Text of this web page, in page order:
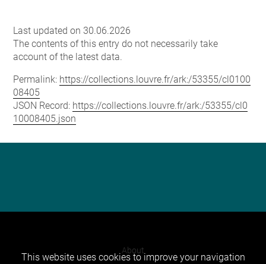
Last updated on 30.06.2026
The contents of this entry do not necessarily take
account of the latest data.
Permalink: https://collections.louvre.fr/ark:/53355/cl0100
08405
JSON Record: https://collections.louvre.fr/ark:/53355/cl0
10008405.json
About
This website uses cookies to improve your navigation